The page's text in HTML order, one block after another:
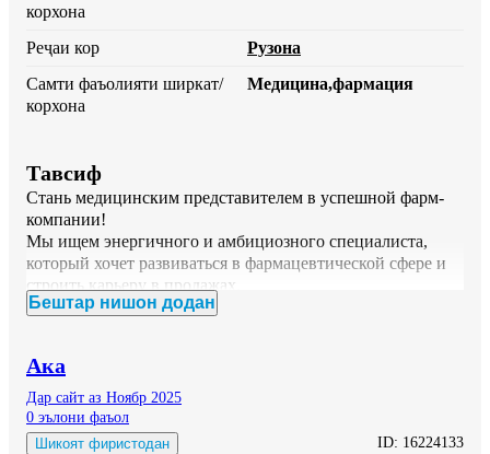
корхона
Реҷаи кор
Рузона
Самти фаъолияти ширкат/
корхона
Медицина,фармация
Тавсиф
Стань медицинским представителем в успешной фарм-
компании!
Мы ищем энергичного и амбициозного специалиста,
который хочет развиваться в фармацевтической сфере и
строить карьеру в продажах.
💼 Что вы будете делать:
Проводить презентации и обучающие встречи
Развивать территорию и увеличивать продажи
🎯 Кого мы ищем:
Медицинское / фармацевтическое образование
Бештар нишон додан
Ака
Дар сайт аз Ноябр 2025
0 эълони фаъол
Шикоят фиристодан
ID: 16224133